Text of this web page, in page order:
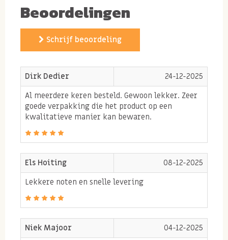
Beoordelingen
Schrijf beoordeling
Dirk Dedier
24-12-2025
Al meerdere keren besteld. Gewoon lekker. Zeer
goede verpakking die het product op een
kwalitatieve manier kan bewaren.
Els Hoiting
08-12-2025
Lekkere noten en snelle levering
Niek Majoor 04-12-2025